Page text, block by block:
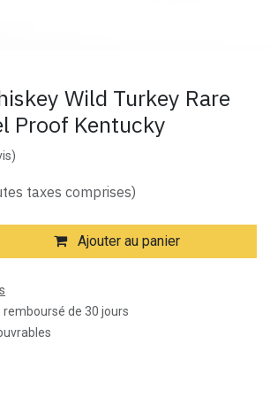
Wild Turkey Rare
Proof Kentucky
taxes comprises)
Ajouter au panier
de 30 jours